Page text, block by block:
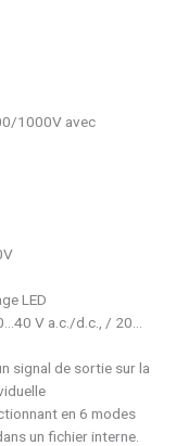
1000V avec
LED
V a.c./d.c., / 20…
signal de sortie sur la
en 6 modes
un fichier interne.